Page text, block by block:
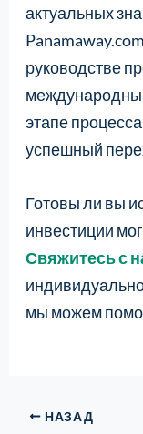
актуальных
руководстве
этапе
успешный
Готовы ли вы
инвестиции
Свяжитесь с
мы можем
НАЗАД